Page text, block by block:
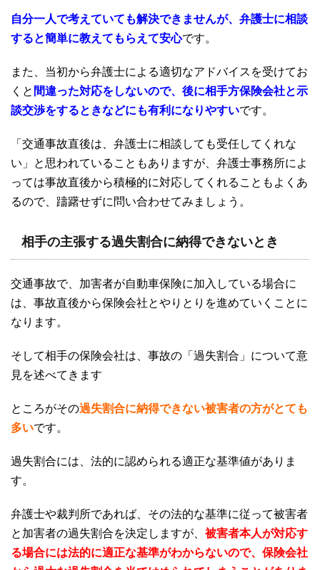
自分一人で考えていても解決できませんが、弁護士に相談
すると簡単に教えてもらえて安心です。
また、当初から弁護士による適切なアドバイスを受けてお
くと 間違った対応をしないので、後に相手方保険会社と示
談交渉をするときなどにも有利になりやすいです。
「交通事故直後は、弁護士に相談しても受任してくれな
い」
と思われていることもありますが、弁護士事務所によ
っては事故直後から積極的に対応してくれることもよくあ
るので、躊躇せずに問い合わせてみましょう。
相手の主張する過失割合に納得できないとき
交通事故で、加害者が自動車保険に加入している場合に
は、事故直後から保険会社とやりとりを進めていくことに
なります。
そして相手の保険会社は、事故の「過失割合」について意
見を述べてきます
ところがその過失割合に納得できない被害者の方がとても
多いです。
過失割合には、法的に認められる適正な基準値がありま
す。
弁護士や裁判所であれば、その法的な基準に従って被害者
と加害者の過失割合を決定しますが、 被害者本人が対応す
る場合には法的に適正な基準がわからないので、保険会社